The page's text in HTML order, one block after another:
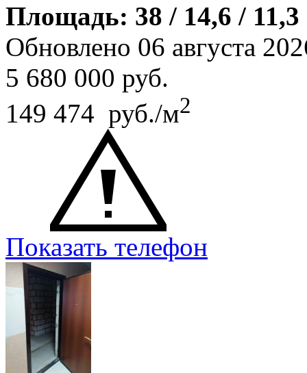
Площадь: 38 / 14,6 /
Обновлено 06 августа
5 680 000 руб.
149 474 руб./м2
Показать телефон